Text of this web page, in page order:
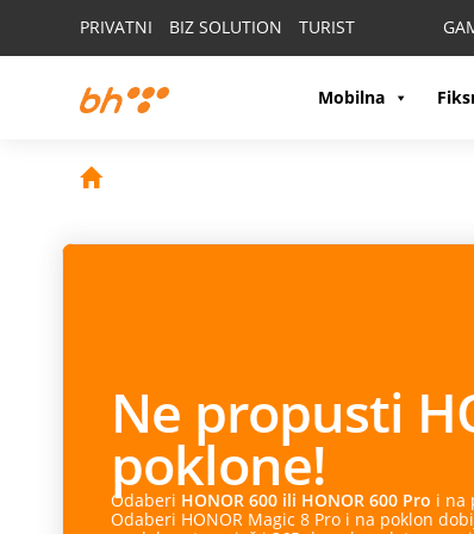
PRIVATNI BIZ SOLUTION TURIST
Mobilna
Ne propusti
poklone!
Odaberi HONOR 600 ili HONOR 600 Pro i na
Odaberi HONOR Magic 8 Pro i na poklon